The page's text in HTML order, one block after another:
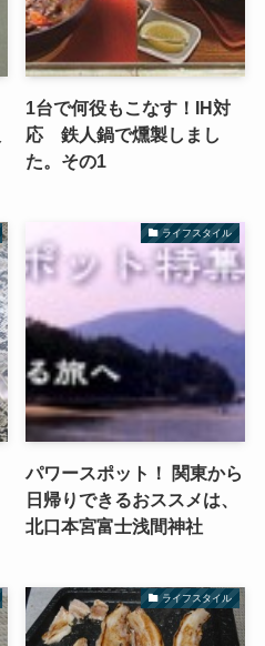
1台で何役もこなす！IH対
応 鉄人鍋で燻製しまし
た。その1
ライフスタイル
パワースポット！ 関東から
日帰りできるおススメは、
北口本宮富士浅間神社
ライフスタイル